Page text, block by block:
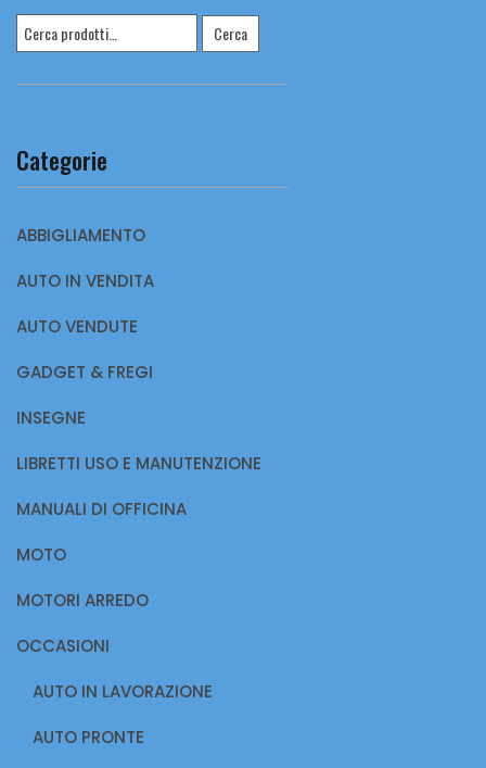
Cerca: Cerca
Categorie
ABBIGLIAMENTO
AUTO IN VENDITA
AUTO VENDUTE
GADGET & FREGI
INSEGNE
LIBRETTI USO E MANUTENZIONE
MANUALI DI OFFICINA
MOTO
MOTORI ARREDO
OCCASIONI
AUTO IN LAVORAZIONE
AUTO PRONTE